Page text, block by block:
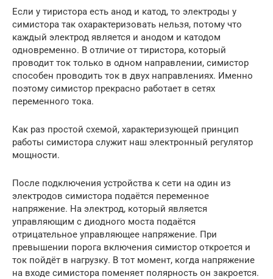
Если у тиристора есть анод и катод, то электроды у
симистора так охарактеризовать нельзя, потому что
каждый электрод является и анодом и катодом
одновременно. В отличие от тиристора, который
проводит ток только в одном направлении, симистор
способен проводить ток в двух направлениях. Именно
поэтому симистор прекрасно работает в сетях
переменного тока.
Как раз простой схемой, характеризующей принцип
работы симистора служит наш электронный регулятор
мощности.
После подключения устройства к сети на один из
электродов симистора подаётся переменное
напряжение. На электрод, который является
управляющим с диодного моста подаётся
отрицательное управляющее напряжение. При
превышении порога включения симистор откроется и
ток пойдёт в нагрузку. В тот момент, когда напряжение
на входе симистора поменяет полярность он закроется.